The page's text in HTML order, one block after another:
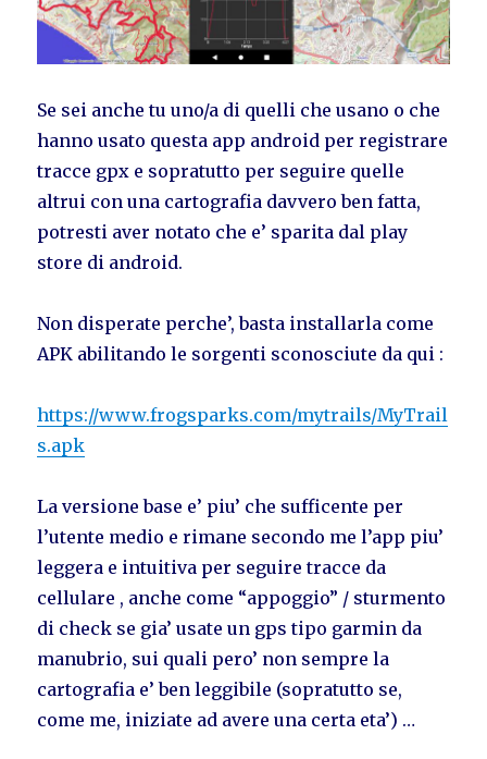
Se sei anche tu uno/a di quelli che usano o che
hanno usato questa app android per registrare
tracce gpx e sopratutto per seguire quelle
altrui con una cartografia davvero ben fatta,
potresti aver notato che e’ sparita dal play
store di android.
Non disperate perche’, basta installarla come
APK abilitando le sorgenti sconosciute da qui :
https://www.frogsparks.com/mytrails/MyTrail
s.apk
La versione base e’ piu’ che sufficente per
l’utente medio e rimane secondo me l’app piu’
leggera e intuitiva per seguire tracce da
cellulare , anche come “appoggio” / sturmento
di check se gia’ usate un gps tipo garmin da
manubrio, sui quali pero’ non sempre la
cartografia e’ ben leggibile (sopratutto se,
come me, iniziate ad avere una certa eta’) …